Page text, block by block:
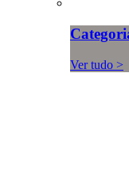
Ver tudo >